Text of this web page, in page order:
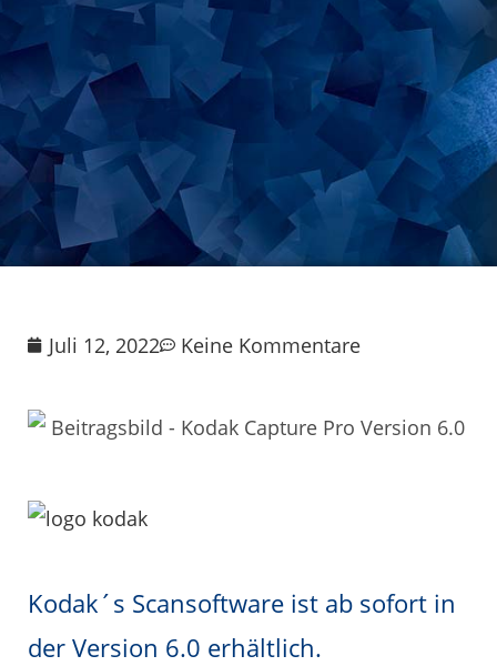
Juli 12, 2022 Keine Kommentare
Kodak´s Scansoftware ist ab sofort in
der Version 6.0 erhältlich.